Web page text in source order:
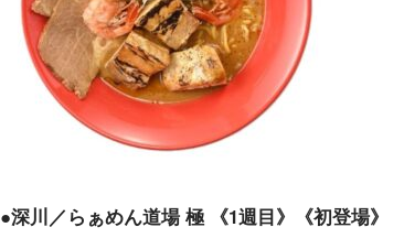
●深川／らぁめん道場 極 《1週目》《初登場》